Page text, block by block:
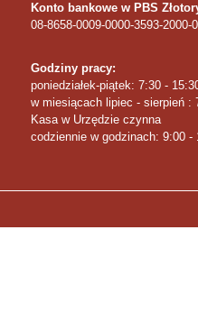
Konto bankowe w PBS
08-8658-0009-0000-3593-2000-
Godziny pracy:
poniedziałek-piątek: 7:30 -
w miesiącach lipiec - sierpień :
Kasa w Urzędzie czynna
codziennie w godzinach: 9:00 -